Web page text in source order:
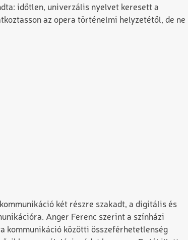
időtlen, univerzális nyelvet keresett a
az opera történelmi helyzetétől, de ne
két részre szakadt, a digitális és
Anger Ferenc szerint a színházi
kommunikáció közötti összeférhetetlenség